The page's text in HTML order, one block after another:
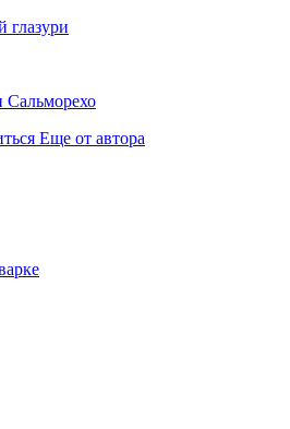
глазури
Сальморехо
Еще от автора